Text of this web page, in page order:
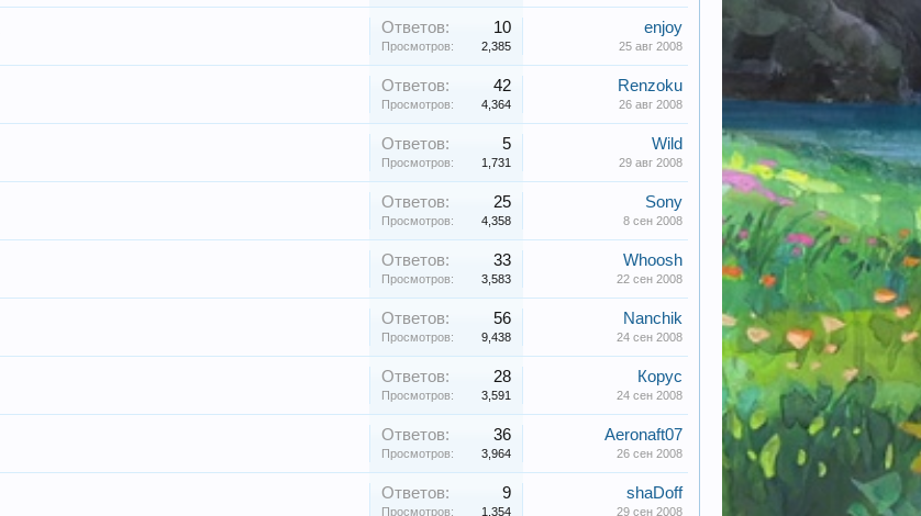
Ответов: 10
Просмотров: 2,385
enjoy
25 авг 2008
Ответов: 42
Просмотров: 4,364
Renzoku
26 авг 2008
Ответов: 5
Просмотров: 1,731
Wild
29 авг 2008
Ответов: 25
Просмотров: 4,358
Sony
8 сен 2008
Ответов: 33
Просмотров: 3,583
Whoosh
22 сен 2008
Ответов: 56
Просмотров: 9,438
Nanchik
24 сен 2008
Ответов: 28
Просмотров: 3,591
Корус
24 сен 2008
Ответов: 36
Просмотров: 3,964
Aeronaft07
26 сен 2008
Ответов: 9
Просмотров: 1,354
shaDoff
29 сен 2008